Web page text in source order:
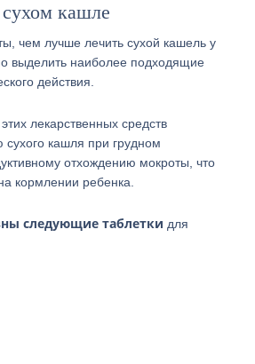
кашле
чем лучше лечить сухой кашель у
выделить наиболее подходящие
действия.
лекарственных средств
сухого кашля при грудном
отхождению мокроты, что
кормлении ребенка.
следующие таблетки для